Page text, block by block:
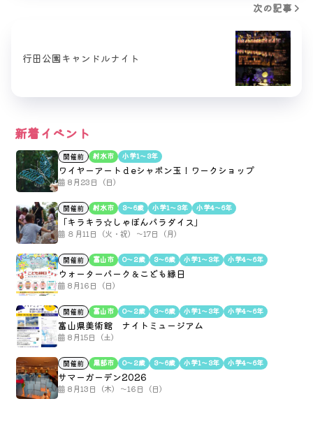
次の記事
行田公園キャンドルナイト
新着イベント
開催前 射水市 小学1〜3年
ワイヤーアートｄeシャボン玉！ワークショップ
8月23日（日）
開催前 射水市 3〜6歳 小学1〜3年 小学4〜6年
「キラキラ☆しゃぼんパラダイス」
８月11日（火・祝）～17日（月）
開催前 富山市 0〜2歳 3〜6歳 小学1〜3年 小学4〜6年
ウォーターパーク＆こども縁日
8月16日（日）
開催前 富山市 0〜2歳 3〜6歳 小学1〜3年 小学4〜6年
富山県美術館 ナイトミュージアム
8月15日（土）
開催前 黒部市 0〜2歳 3〜6歳 小学1〜3年 小学4〜6年
サマーガーデン2026
8月13日（木）～16日（日）